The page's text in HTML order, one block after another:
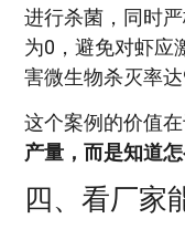
进行杀菌，同时
为0，避免对虾应
害微生物杀灭率达
这个案例的价值在
产量，而是知道
四、看厂家